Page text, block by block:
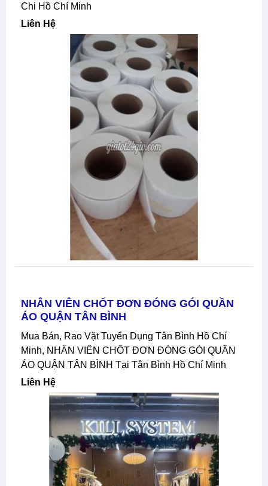
Chi Hồ Chí Minh
Liên Hệ
NHÂN VIÊN CHỐT ĐƠN ĐÓNG GÓI QUẦN
ÁO QUẬN TÂN BÌNH
Mua Bán, Rao Vặt Tuyển Dụng Tân Bình Hồ Chí
Minh, NHÂN VIÊN CHỐT ĐƠN ĐÓNG GÓI QUẦN
ÁO QUẬN TÂN BÌNH Tại Tân Bình Hồ Chí Minh
Liên Hệ